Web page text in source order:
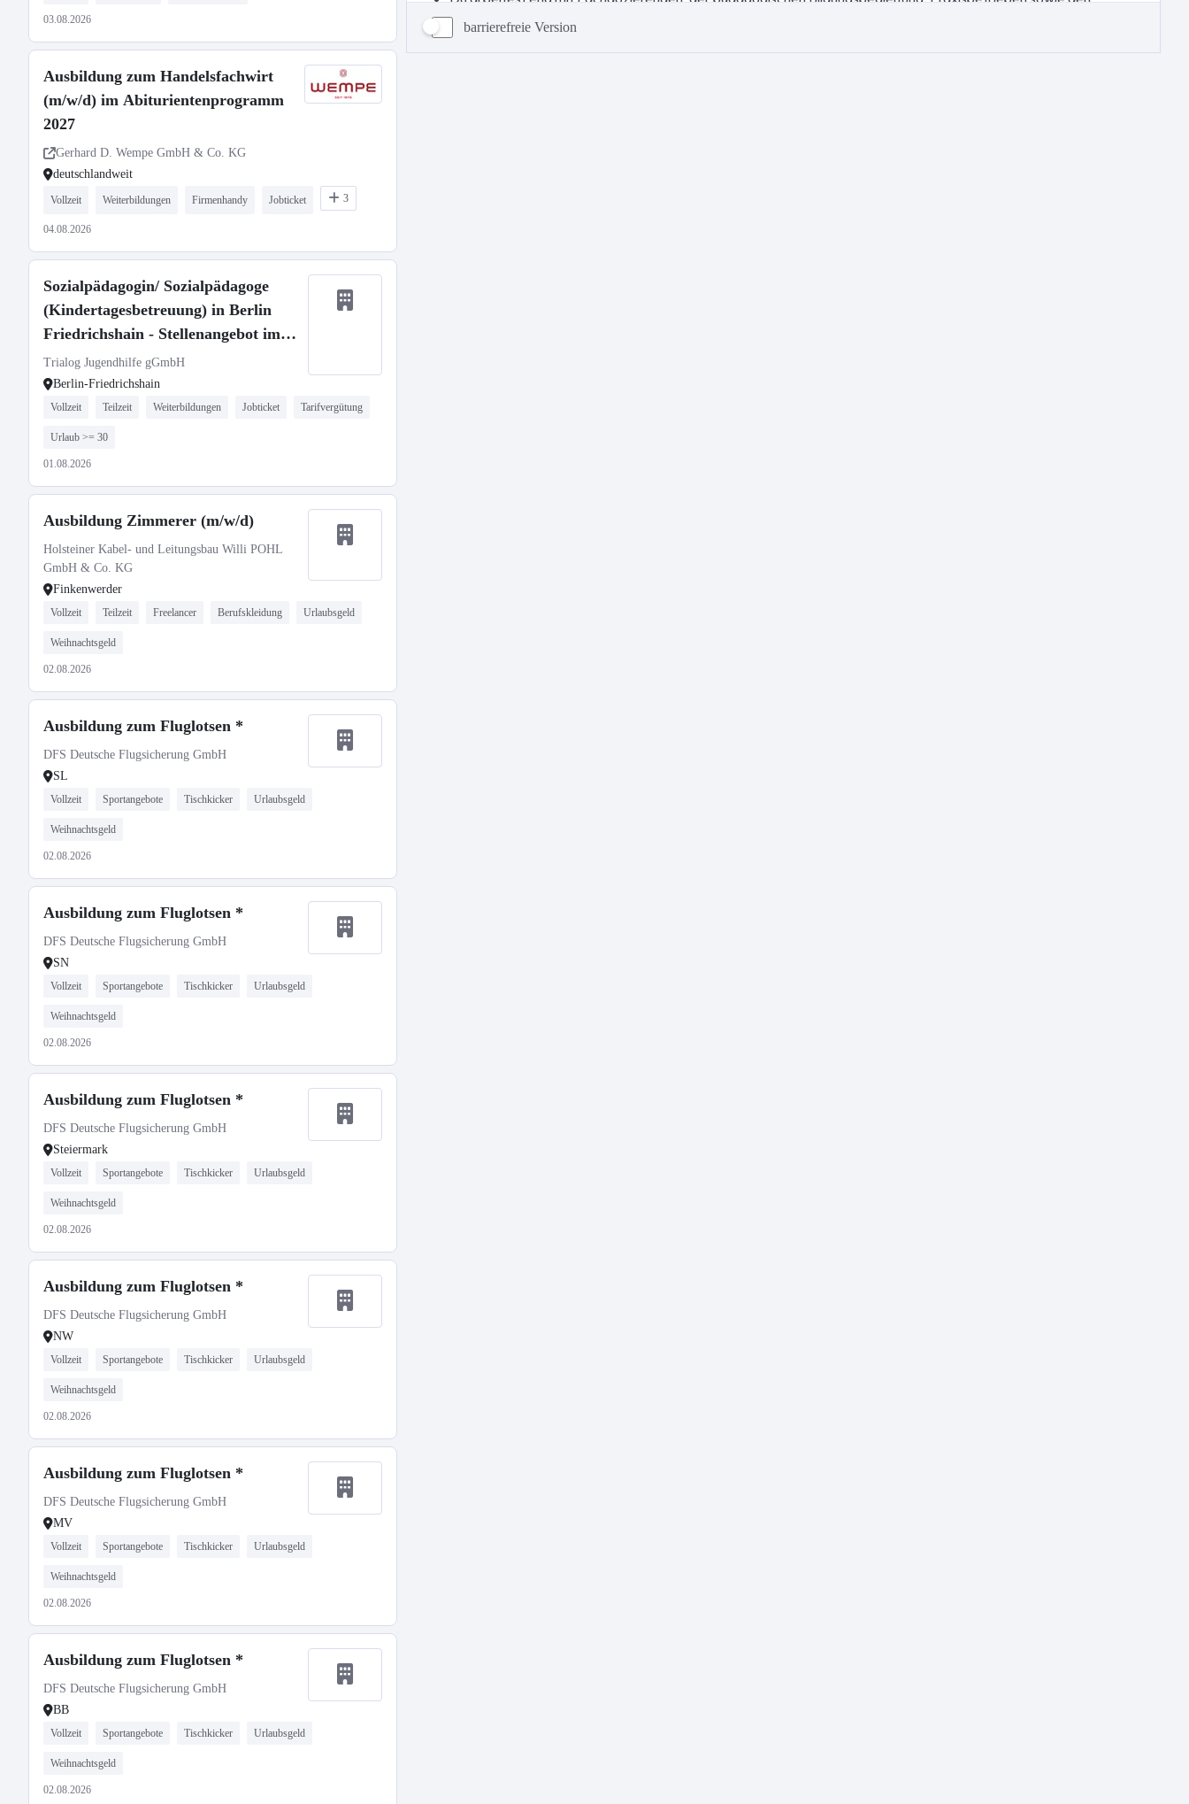
03.08.2026
Ausbildung zum Handelsfachwirt
(m/w/d) im Abiturientenprogramm
2027
Gerhard D. Wempe GmbH & Co. KG
deutschlandweit
Vollzeit Weiterbildungen Firmenhandy Jobticket 3
04.08.2026
Sozialpädagogin/ Sozialpädagoge
(Kindertagesbetreuung) in Berlin
Friedrichshain - Stellenangebot im
Stellenmarkt Bildung
Trialog Jugendhilfe gGmbH
Berlin-Friedrichshain
Vollzeit Teilzeit Weiterbildungen Jobticket Tarifvergütung
Urlaub >= 30
01.08.2026
Ausbildung Zimmerer (m/w/d)
Holsteiner Kabel- und Leitungsbau Willi POHL
GmbH & Co. KG
Finkenwerder
Vollzeit Teilzeit Freelancer Berufskleidung Urlaubsgeld
Weihnachtsgeld
02.08.2026
Ausbildung zum Fluglotsen *
DFS Deutsche Flugsicherung GmbH
SL
Vollzeit Sportangebote Tischkicker Urlaubsgeld
Weihnachtsgeld
02.08.2026
Ausbildung zum Fluglotsen *
DFS Deutsche Flugsicherung GmbH
SN
Vollzeit Sportangebote Tischkicker Urlaubsgeld
Weihnachtsgeld
02.08.2026
Ausbildung zum Fluglotsen *
DFS Deutsche Flugsicherung GmbH
Steiermark
Vollzeit Sportangebote Tischkicker Urlaubsgeld
Weihnachtsgeld
02.08.2026
Ausbildung zum Fluglotsen *
DFS Deutsche Flugsicherung GmbH
NW
Vollzeit Sportangebote Tischkicker Urlaubsgeld
Weihnachtsgeld
02.08.2026
Ausbildung zum Fluglotsen *
DFS Deutsche Flugsicherung GmbH
MV
Vollzeit Sportangebote Tischkicker Urlaubsgeld
Weihnachtsgeld
02.08.2026
Ausbildung zum Fluglotsen *
DFS Deutsche Flugsicherung GmbH
BB
Vollzeit Sportangebote Tischkicker Urlaubsgeld
Weihnachtsgeld
02.08.2026
barrierefreie Version